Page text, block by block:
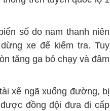
số do nam thanh niên
xe để kiểm tra. Tuy
tăng ga bỏ chạy và đâm
xế ngã xuống đường, bị
đồng đội đưa đi cấp